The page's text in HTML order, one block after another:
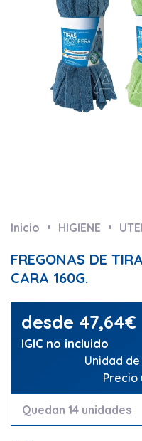
Inicio HIGIENE
FREGONAS DE
CARA 160G.
desde 47,64€
IGIC no incluido
Unidad
Precio
Quedan 14 unidades